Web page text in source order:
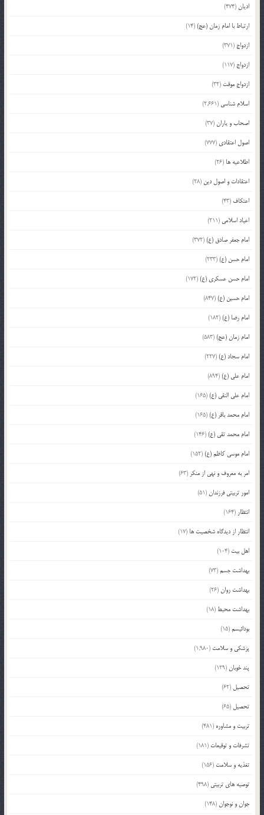
ادیان(474)
ارتباط با امام زمان (عج)(14)
ازدواج (371)
ازدواج (117)
ازدواج موقت (32)
اسلام شناسی (2,661)
اصحاب و یاران(37)
اصول اعتقادی (777)
اطلاعیه ها (26)
اعتقادات و اصول دین (28)
اعتکاف (43)
اعیاد اسلامی (211)
امام جعفر صادق (ع)(372)
امام حسن (ع)(233)
امام حسن عسکری (ع)(172)
امام حسین (ع)(847)
امام رضا (ع)(182)
امام زمان (عج)(583)
امام سجاد (ع)(227)
امام علی (ع)(894)
امام علی النقی (ع)(165)
امام محمد باقر (ع)(165)
امام محمد تقی (ع)(146)
امام موسی کاظم (ع)(152)
امر به معروف و نهی از منکر (63)
امور تربیتی فرزندان(51)
انتظار (164)
انتظار از دیدگاه شخصیت ها (17)
اهل بیت (104)
بهداشت جسم(73)
بهداشت روان(26)
بهداشت محیط (18)
بودائیسم(15)
پزشکی و سلامت (1,980)
پند خوبان(129)
تحصیل (62)
تحصیل (65)
تربیت و مشاوره (481)
تشرفات و توقیعات (181)
تغذیه و سلامت (156)
توصیه های تربیتی (498)
جوان و نوجوان(148)